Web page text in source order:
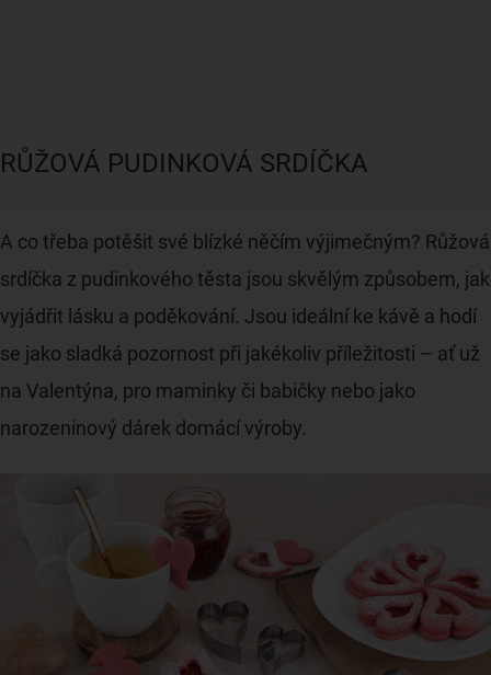
RŮŽOVÁ PUDINKOVÁ SRDÍČKA
A co třeba potěšit své blízké něčím výjimečným? Růžová
srdíčka z pudinkového těsta jsou skvělým způsobem, jak
vyjádřit lásku a poděkování. Jsou ideální ke kávě a hodí
se jako sladká pozornost při jakékoliv příležitosti – ať už
na Valentýna, pro maminky či babičky nebo jako
narozeninový dárek domácí výroby.